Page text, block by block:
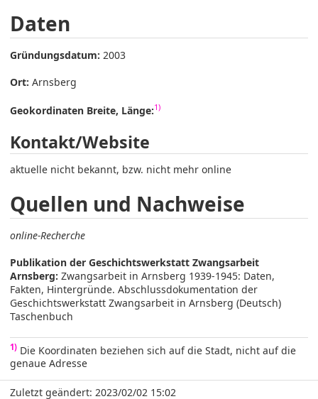
Daten
Gründungsdatum: 2003
Ort: Arnsberg
Geokordinaten Breite, Länge:1)
Kontakt/Website
aktuelle nicht bekannt, bzw. nicht mehr online
Quellen und Nachweise
online-Recherche
Publikation der Geschichtswerkstatt Zwangsarbeit
Arnsberg: Zwangsarbeit in Arnsberg 1939-1945: Daten,
Fakten, Hintergründe. Abschlussdokumentation der
Geschichtswerkstatt Zwangsarbeit in Arnsberg (Deutsch)
Taschenbuch
1) Die Koordinaten beziehen sich auf die Stadt, nicht auf die
genaue Adresse
Zuletzt geändert: 2023/02/02 15:02